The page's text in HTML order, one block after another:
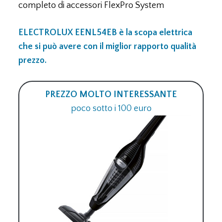
completo di accessori FlexPro System
ELECTROLUX EENL54EB è la scopa elettrica
che si può avere con il miglior rapporto qualità
prezzo.
PREZZO MOLTO INTERESSANTE
poco sotto i 100 euro